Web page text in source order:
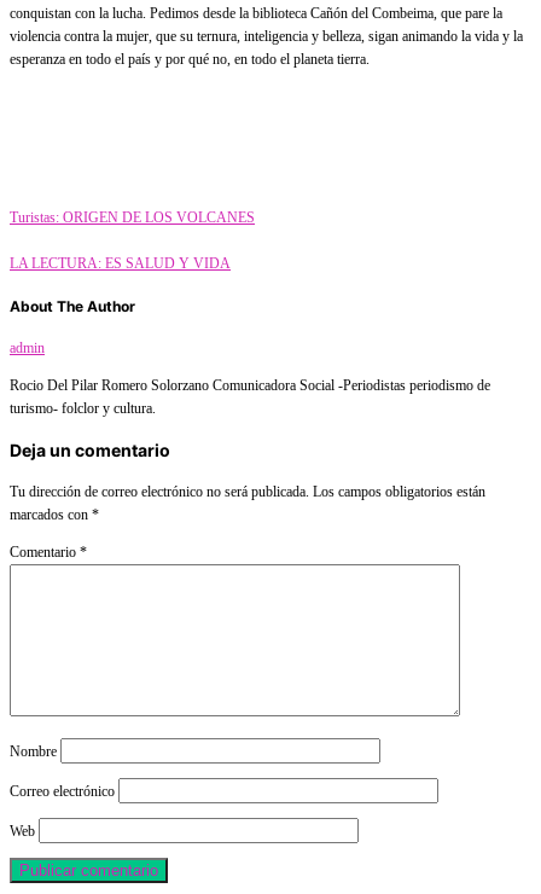
conquistan con la lucha. Pedimos desde la biblioteca Cañón del Combeima, que pare la
violencia contra la mujer, que su ternura, inteligencia y belleza, sigan animando la vida y la
esperanza en todo el país y por qué no, en todo el planeta tierra.
Turistas: ORIGEN DE LOS VOLCANES
LA LECTURA: ES SALUD Y VIDA
About The Author
admin
Rocio Del Pilar Romero Solorzano Comunicadora Social -Periodistas periodismo de
turismo- folclor y cultura.
Deja un comentario
Tu dirección de correo electrónico no será publicada. Los campos obligatorios están
marcados con *
Comentario *
Nombre
Correo electrónico
Web